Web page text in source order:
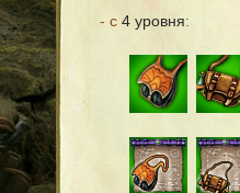
- с 4 уровня: